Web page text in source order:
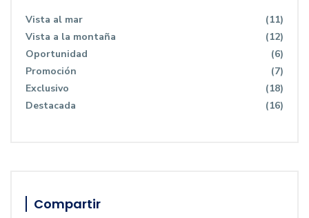
Vista al mar
(11)
Vista a la montaña
(12)
Oportunidad
(6)
Promoción
(7)
Exclusivo
(18)
Destacada
(16)
Compartir